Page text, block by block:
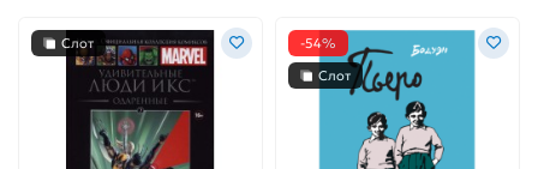
Слот
-54%
Слот